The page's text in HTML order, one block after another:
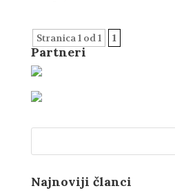
Stranica 1 od 1 1
Partneri
Najnoviji članci